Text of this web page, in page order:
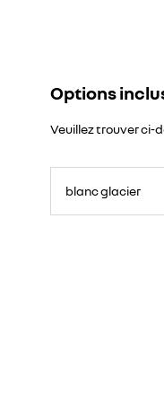
Options
Veuillez trouver ci-
blanc glacier